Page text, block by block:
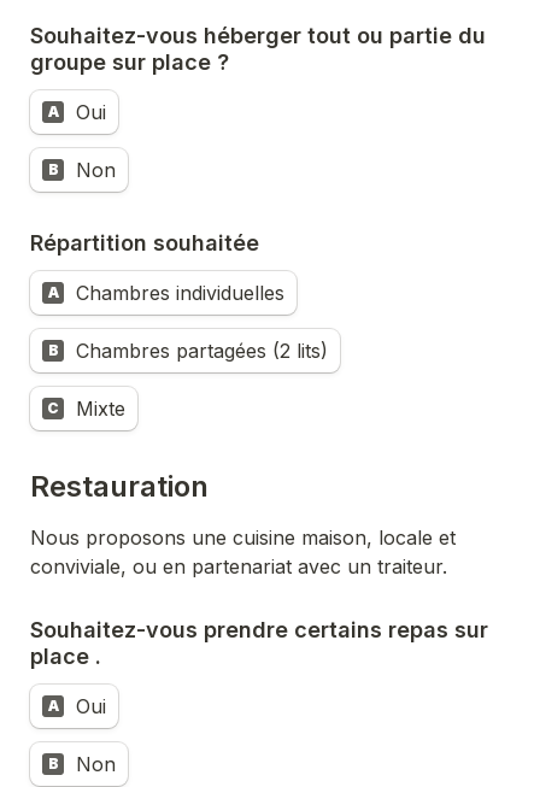
Souhaitez-vous héberger tout ou partie du
groupe sur place ?
A Oui
B Non
A Chambres individuelles
B Chambres partagées (2 lits)
C Mixte
Restauration
Nous proposons une cuisine maison, locale et
Souhaitez-vous prendre certains repas sur
place .
A Oui
B Non